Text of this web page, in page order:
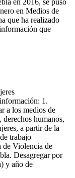
en Medios de
que ha realizado
que
1.
a los medios de
humanos,
a partir de la
trabajo
de Violencia de
Desagregar por
y año de